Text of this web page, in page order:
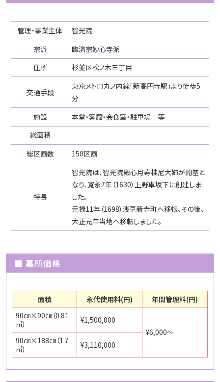
管理・事業主体
智光院
宗派
臨済宗妙心寺派
住所
杉並区松ノ木三丁目
交通手段
東京メトロ丸ノ内線「新高円寺駅」より徒歩5
分
施設
本堂・客殿・会食室・駐車場 等
総面積
総区画数
150区画
特長
智光院は、智光院殿心月寿桂尼大姉が開基と
なり、寛永7年（1630）上野車坂下に創建しま
した。
元禄11年（1698）浅草新寺町へ移転、その後、
大正元年当地へ移転しました。
■ 墓所価格
面積 永代使用料(円)
年間管理料(円)
90㎝×90㎝（0.81
㎡）
¥1,500,000
¥6,000～
90㎝×188㎝（1.7
㎡）
¥3,110,000